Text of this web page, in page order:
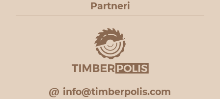
Partneri
info@timberpolis.com